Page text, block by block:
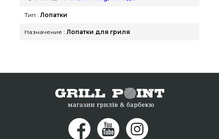
по телефонному номеру 0(800) 337-275 и мы
доставим клиентам городов: Мелитополь,
Тип : Лопатки
Назначение : Лопатки для гриля